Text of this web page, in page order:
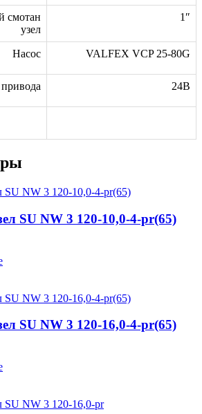
смотан
узел
1″
Насос VALFEX VCP 25-80G
24В
SU NW 3 120-10,0-4-pr(65)
SU NW 3 120-16,0-4-pr(65)